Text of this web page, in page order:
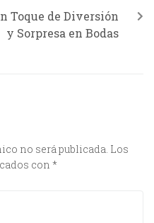
Toque de Diversión
y Sorpresa en Bodas
no será publicada. Los
con *